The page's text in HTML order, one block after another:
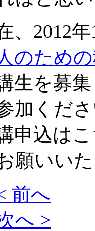
、2012
のため
生を募
加くだ
申込は
願いい
前へ
へ >